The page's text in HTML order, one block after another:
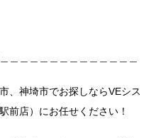
＿＿＿＿＿＿＿＿＿＿＿＿＿
、神埼市でお探しならVEシス
前店）にお任せください！